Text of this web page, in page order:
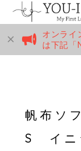
オンライ
は下記「
帆布ソ
S イニ